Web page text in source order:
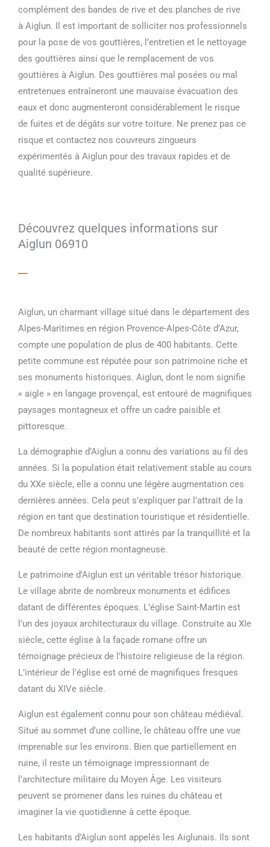
complément des bandes de rive et des planches de rive
à Aiglun. Il est important de solliciter nos professionnels
pour la pose de vos gouttières, l’entretien et le nettoyage
des gouttières ainsi que le remplacement de vos
gouttières à Aiglun. Des gouttières mal posées ou mal
entretenues entraîneront une mauvaise évacuation des
eaux et donc augmenteront considérablement le risque
de fuites et de dégâts sur votre toiture. Ne prenez pas ce
risque et contactez nos couvreurs zingueurs
expérimentés à Aiglun pour des travaux rapides et de
qualité supérieure.
Découvrez quelques informations sur
Aiglun 06910
Aiglun, un charmant village situé dans le département des
Alpes-Maritimes en région Provence-Alpes-Côte d’Azur,
compte une population de plus de 400 habitants. Cette
petite commune est réputée pour son patrimoine riche et
ses monuments historiques. Aiglun, dont le nom signifie
« aigle » en langage provençal, est entouré de magnifiques
paysages montagneux et offre un cadre paisible et
pittoresque.
La démographie d’Aiglun a connu des variations au fil des
années. Si la population était relativement stable au cours
du XXe siècle, elle a connu une légère augmentation ces
dernières années. Cela peut s’expliquer par l’attrait de la
région en tant que destination touristique et résidentielle.
De nombreux habitants sont attirés par la tranquillité et la
beauté de cette région montagneuse.
Le patrimoine d’Aiglun est un véritable trésor historique.
Le village abrite de nombreux monuments et édifices
datant de différentes époques. L’église Saint-Martin est
l’un des joyaux architecturaux du village. Construite au XIe
siècle, cette église à la façade romane offre un
témoignage précieux de l’histoire religieuse de la région.
L’intérieur de l’église est orné de magnifiques fresques
datant du XIVe siècle.
Aiglun est également connu pour son château médiéval.
Situé au sommet d’une colline, le château offre une vue
imprenable sur les environs. Bien que partiellement en
ruine, il reste un témoignage impressionnant de
l’architecture militaire du Moyen Âge. Les visiteurs
peuvent se promener dans les ruines du château et
imaginer la vie quotidienne à cette époque.
Les habitants d’Aiglun sont appelés les Aiglunais. Ils sont